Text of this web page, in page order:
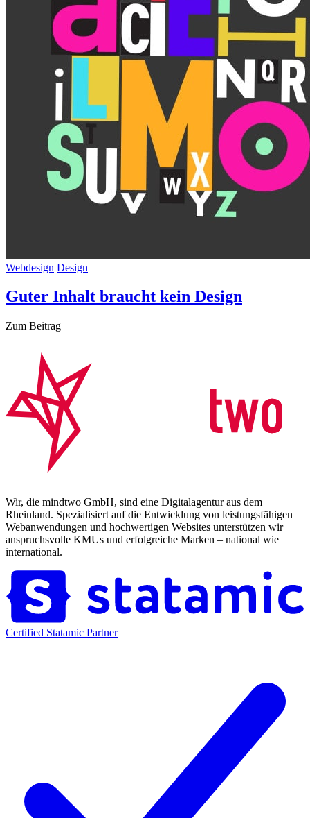
Webdesign Design
Guter Inhalt braucht kein Design
Zum Beitrag
Wir, die mindtwo GmbH, sind eine Digitalagentur aus dem
Rheinland. Spezialisiert auf die Entwicklung von leistungsfähigen
Webanwendungen und hochwertigen Websites unterstützen wir
anspruchsvolle KMUs und erfolgreiche Marken – national wie
international.
Certified Statamic Partner